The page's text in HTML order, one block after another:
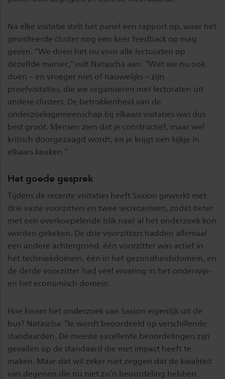
Na elke visitatie stelt het panel een rapport op, waar het
gevisiteerde cluster nog een keer feedback op mag
geven. “We doen het nu voor alle lectoraten op
dezelfde manier,” vult Natascha aan. “Wat we nu ook
doen – en vroeger niet of nauwelijks – zijn
proefvisitaties, die we organiseren met lectoraten uit
andere clusters. De betrokkenheid van de
onderzoeksgemeenschap bij elkaars visitaties was dus
best groot. Mensen zien dat je constructief, maar wel
kritisch doorgezaagd wordt, en je krijgt een kijkje in
elkaars keuken.”
Het goede gesprek
Tijdens de recente visitaties heeft Saxion gewerkt met
drie vaste voorzitters en twee secretarissen, zodat beter
met een overkoepelende blik naar al het onderzoek kon
worden gekeken. De drie voorzitters hadden allemaal
een andere achtergrond: één voorzitter was actief in
het techniekdomein, één in het gezondheidsdomein, en
de derde voorzitter had veel ervaring in het onderwijs-
en het economisch domein.
Hoe kwam het onderzoek van Saxion eigenlijk uit de
bus? Natascha: “Je wordt beoordeeld op verschillende
standaarden. De meeste excellente beoordelingen zijn
gevallen op de standaard die met impact heeft te
maken. Maar dat wil zeker niet zeggen dat de kwaliteit
van degenen die nu niet zo’n beoordeling hebben